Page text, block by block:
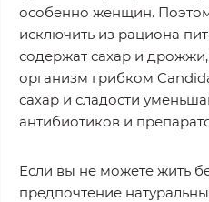
особенно женщин.
исключить из рациона
содержат сахар и
организм грибком
сахар и сладости
антибиотиков и
Если вы не можете жить
предпочтение